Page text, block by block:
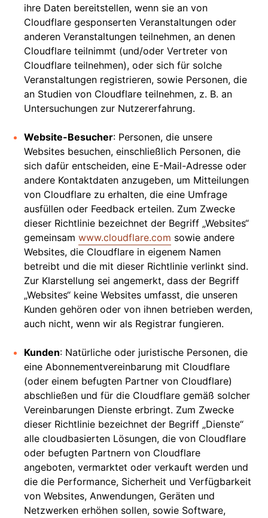
ihre Daten bereitstellen, wenn sie an von
Cloudflare gesponserten Veranstaltungen oder
anderen Veranstaltungen teilnehmen, an denen
Cloudflare teilnimmt (und/oder Vertreter von
Cloudflare teilnehmen), oder sich für solche
Veranstaltungen registrieren, sowie Personen, die
an Studien von Cloudflare teilnehmen, z. B. an
Untersuchungen zur Nutzererfahrung.
Website-Besucher: Personen, die unsere
Websites besuchen, einschließlich Personen, die
sich dafür entscheiden, eine E-Mail-Adresse oder
andere Kontaktdaten anzugeben, um Mitteilungen
von Cloudflare zu erhalten, die eine Umfrage
ausfüllen oder Feedback erteilen. Zum Zwecke
dieser Richtlinie bezeichnet der Begriff „Websites“
gemeinsam www.cloudflare.com sowie andere
Websites, die Cloudflare in eigenem Namen
betreibt und die mit dieser Richtlinie verlinkt sind.
Zur Klarstellung sei angemerkt, dass der Begriff
„Websites“ keine Websites umfasst, die unseren
Kunden gehören oder von ihnen betrieben werden,
auch nicht, wenn wir als Registrar fungieren.
Kunden: Natürliche oder juristische Personen, die
eine Abonnementvereinbarung mit Cloudflare
(oder einem befugten Partner von Cloudflare)
abschließen und für die Cloudflare gemäß solcher
Vereinbarungen Dienste erbringt. Zum Zwecke
dieser Richtlinie bezeichnet der Begriff „Dienste“
alle cloudbasierten Lösungen, die von Cloudflare
oder befugten Partnern von Cloudflare
angeboten, vermarktet oder verkauft werden und
die die Performance, Sicherheit und Verfügbarkeit
von Websites, Anwendungen, Geräten und
Netzwerken erhöhen sollen, sowie Software,